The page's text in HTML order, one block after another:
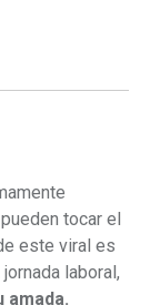
tocar el
este viral es
laboral,